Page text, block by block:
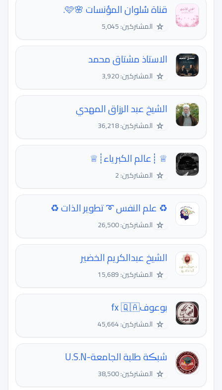
قناة سُلوان المؤنسات 🌸🩷.
☆ المشتركين: 5,045
الاستاذ مشتاق محمد
☆ المشتركين: 3,920
الشيخ عبد الرزاق المهدي
☆ المشتركين: 36,218
♕ ┊عالم الكبرياء┊♕
☆ المشتركين: 2
♻️ علم النفس ➰ تطوير الذات ♻️
☆ المشتركين: 26,500
الشيخ عبدالكريم الخضير
☆ المشتركين: 15,689
بوعوفfx 🇶🇦
☆ المشتركين: 45,664
شبڪة طلبة الجامعة-U.S.N
☆ المشتركين: 38,500